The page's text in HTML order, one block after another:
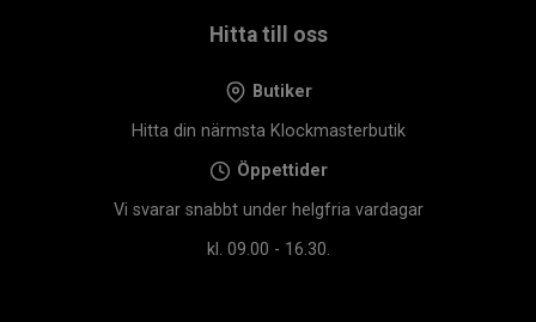
Hitta till oss
Butiker
Hitta din närmsta Klockmasterbutik
Öppettider
Vi svarar snabbt under helgfria vardagar
kl. 09.00 - 16.30.